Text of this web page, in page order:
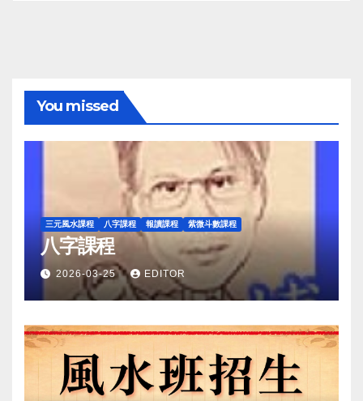
You missed
三元風水課程 八字課程 報讀課程 紫微斗數課程
八字課程
2026-03-25 EDITOR